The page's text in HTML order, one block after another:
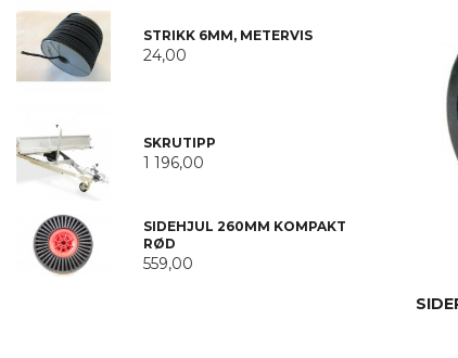
STRIKK 6MM, METERVIS
24,00
SKRUTIPP
1 196,00
SIDEHJUL 260MM KOMPAKT
RØD
559,00